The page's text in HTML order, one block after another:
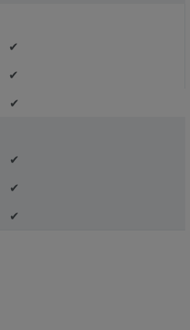
✔
✔
✔
✔
✔
✔